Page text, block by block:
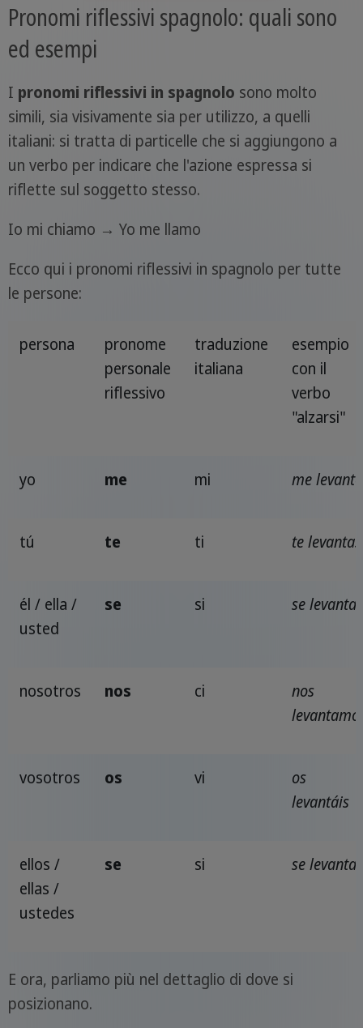
Pronomi riflessivi spagnolo: quali sono
ed esempi
I pronomi riflessivi in spagnolo sono molto
simili, sia visivamente sia per utilizzo, a quelli
italiani: si tratta di particelle che si aggiungono a
un verbo per indicare che l'azione espressa si
riflette sul soggetto stesso.
Io mi chiamo → Yo me llamo
Ecco qui i pronomi riflessivi in spagnolo per tutte
le persone:
persona
pronome
personale
riflessivo
traduzione
italiana
esempio
con il
verbo
"alzarsi"
yo me mi me levanto
tú te ti te levantas
él / ella /
usted
se si se levanta
nosotros nos ci
nos
vosotros os vi
os
levantáis
ellos /
ellas /
ustedes
se si se
E ora, parliamo più nel dettaglio di dove si
posizionano.